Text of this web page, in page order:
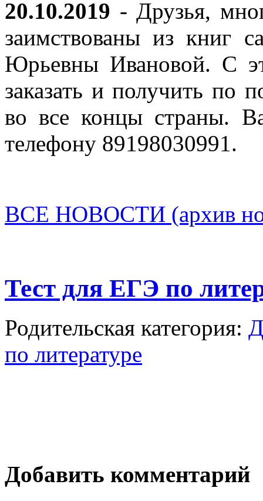
20.10.2019 - Друзья,
заимствованы из книг
Юрьевны Ивановой. С
заказать и получить по
во все концы страны.
телефону 89198030991.
ВСЕ НОВОСТИ (архив
Тест для ЕГЭ по
Родительская категория:
по литературе
Добавить комментарий